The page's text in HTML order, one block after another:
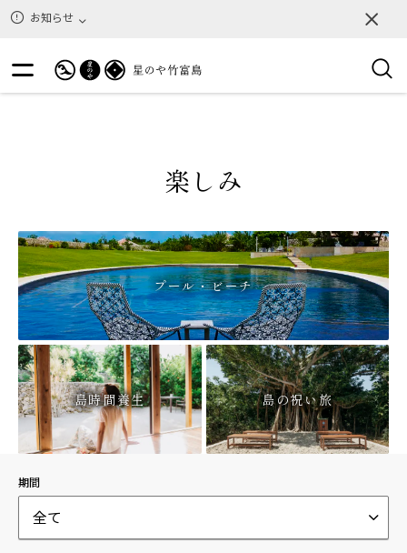
お知らせ
楽しみ
プール・ビーチ
島時間養生 島の祝い旅
期間
全て
リセット